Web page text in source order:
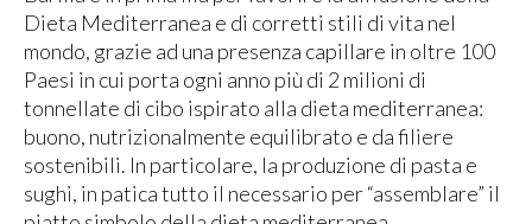
Dieta Mediterranea e di corretti stili di vita nel
mondo, grazie ad una presenza capillare in oltre 100
Paesi in cui porta ogni anno più di 2 milioni di
tonnellate di cibo ispirato alla dieta mediterranea:
buono, nutrizionalmente equilibrato e da filiere
sostenibili. In particolare, la produzione di pasta e
sughi, in patica tutto il necessario per “assemblare” il